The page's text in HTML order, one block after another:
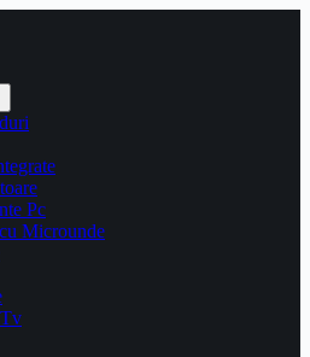
Pc
Microunde